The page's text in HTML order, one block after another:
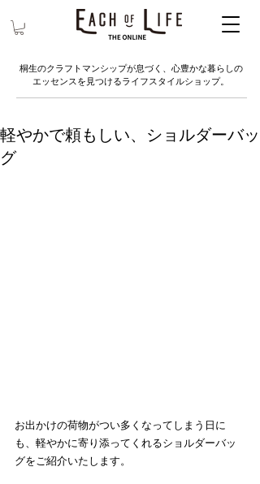
桐生のクラフトマンシップが息づく、心豊かな暮らしの
エッセンスを見つけるライフスタイルショップ。
軽やかで頼もしい、ショルダーバッ
グ
お出かけの荷物がつい多くなってしまう日に
も、軽やかに寄り添ってくれるショルダーバッ
グをご紹介いたします。